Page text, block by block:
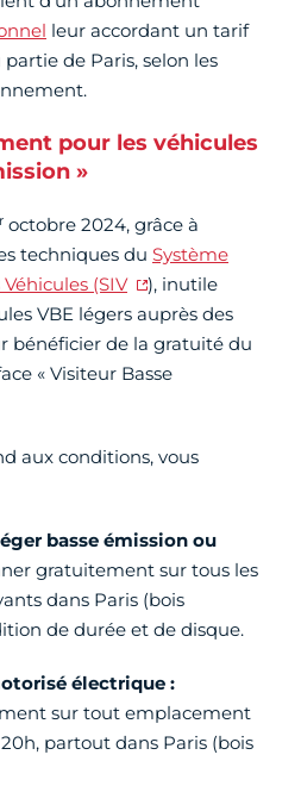
leur accordant un tarif
de Paris, selon les
pour les véhicules
»
octobre 2024, grâce à
techniques du Système
(SIV
), inutile
VBE légers auprès des
bénéficier de la gratuité du
« Visiteur Basse
aux conditions, vous
basse émission ou
gratuitement sur tous les
dans Paris (bois
de durée et de disque.
électrique :
sur tout emplacement
partout dans Paris (bois